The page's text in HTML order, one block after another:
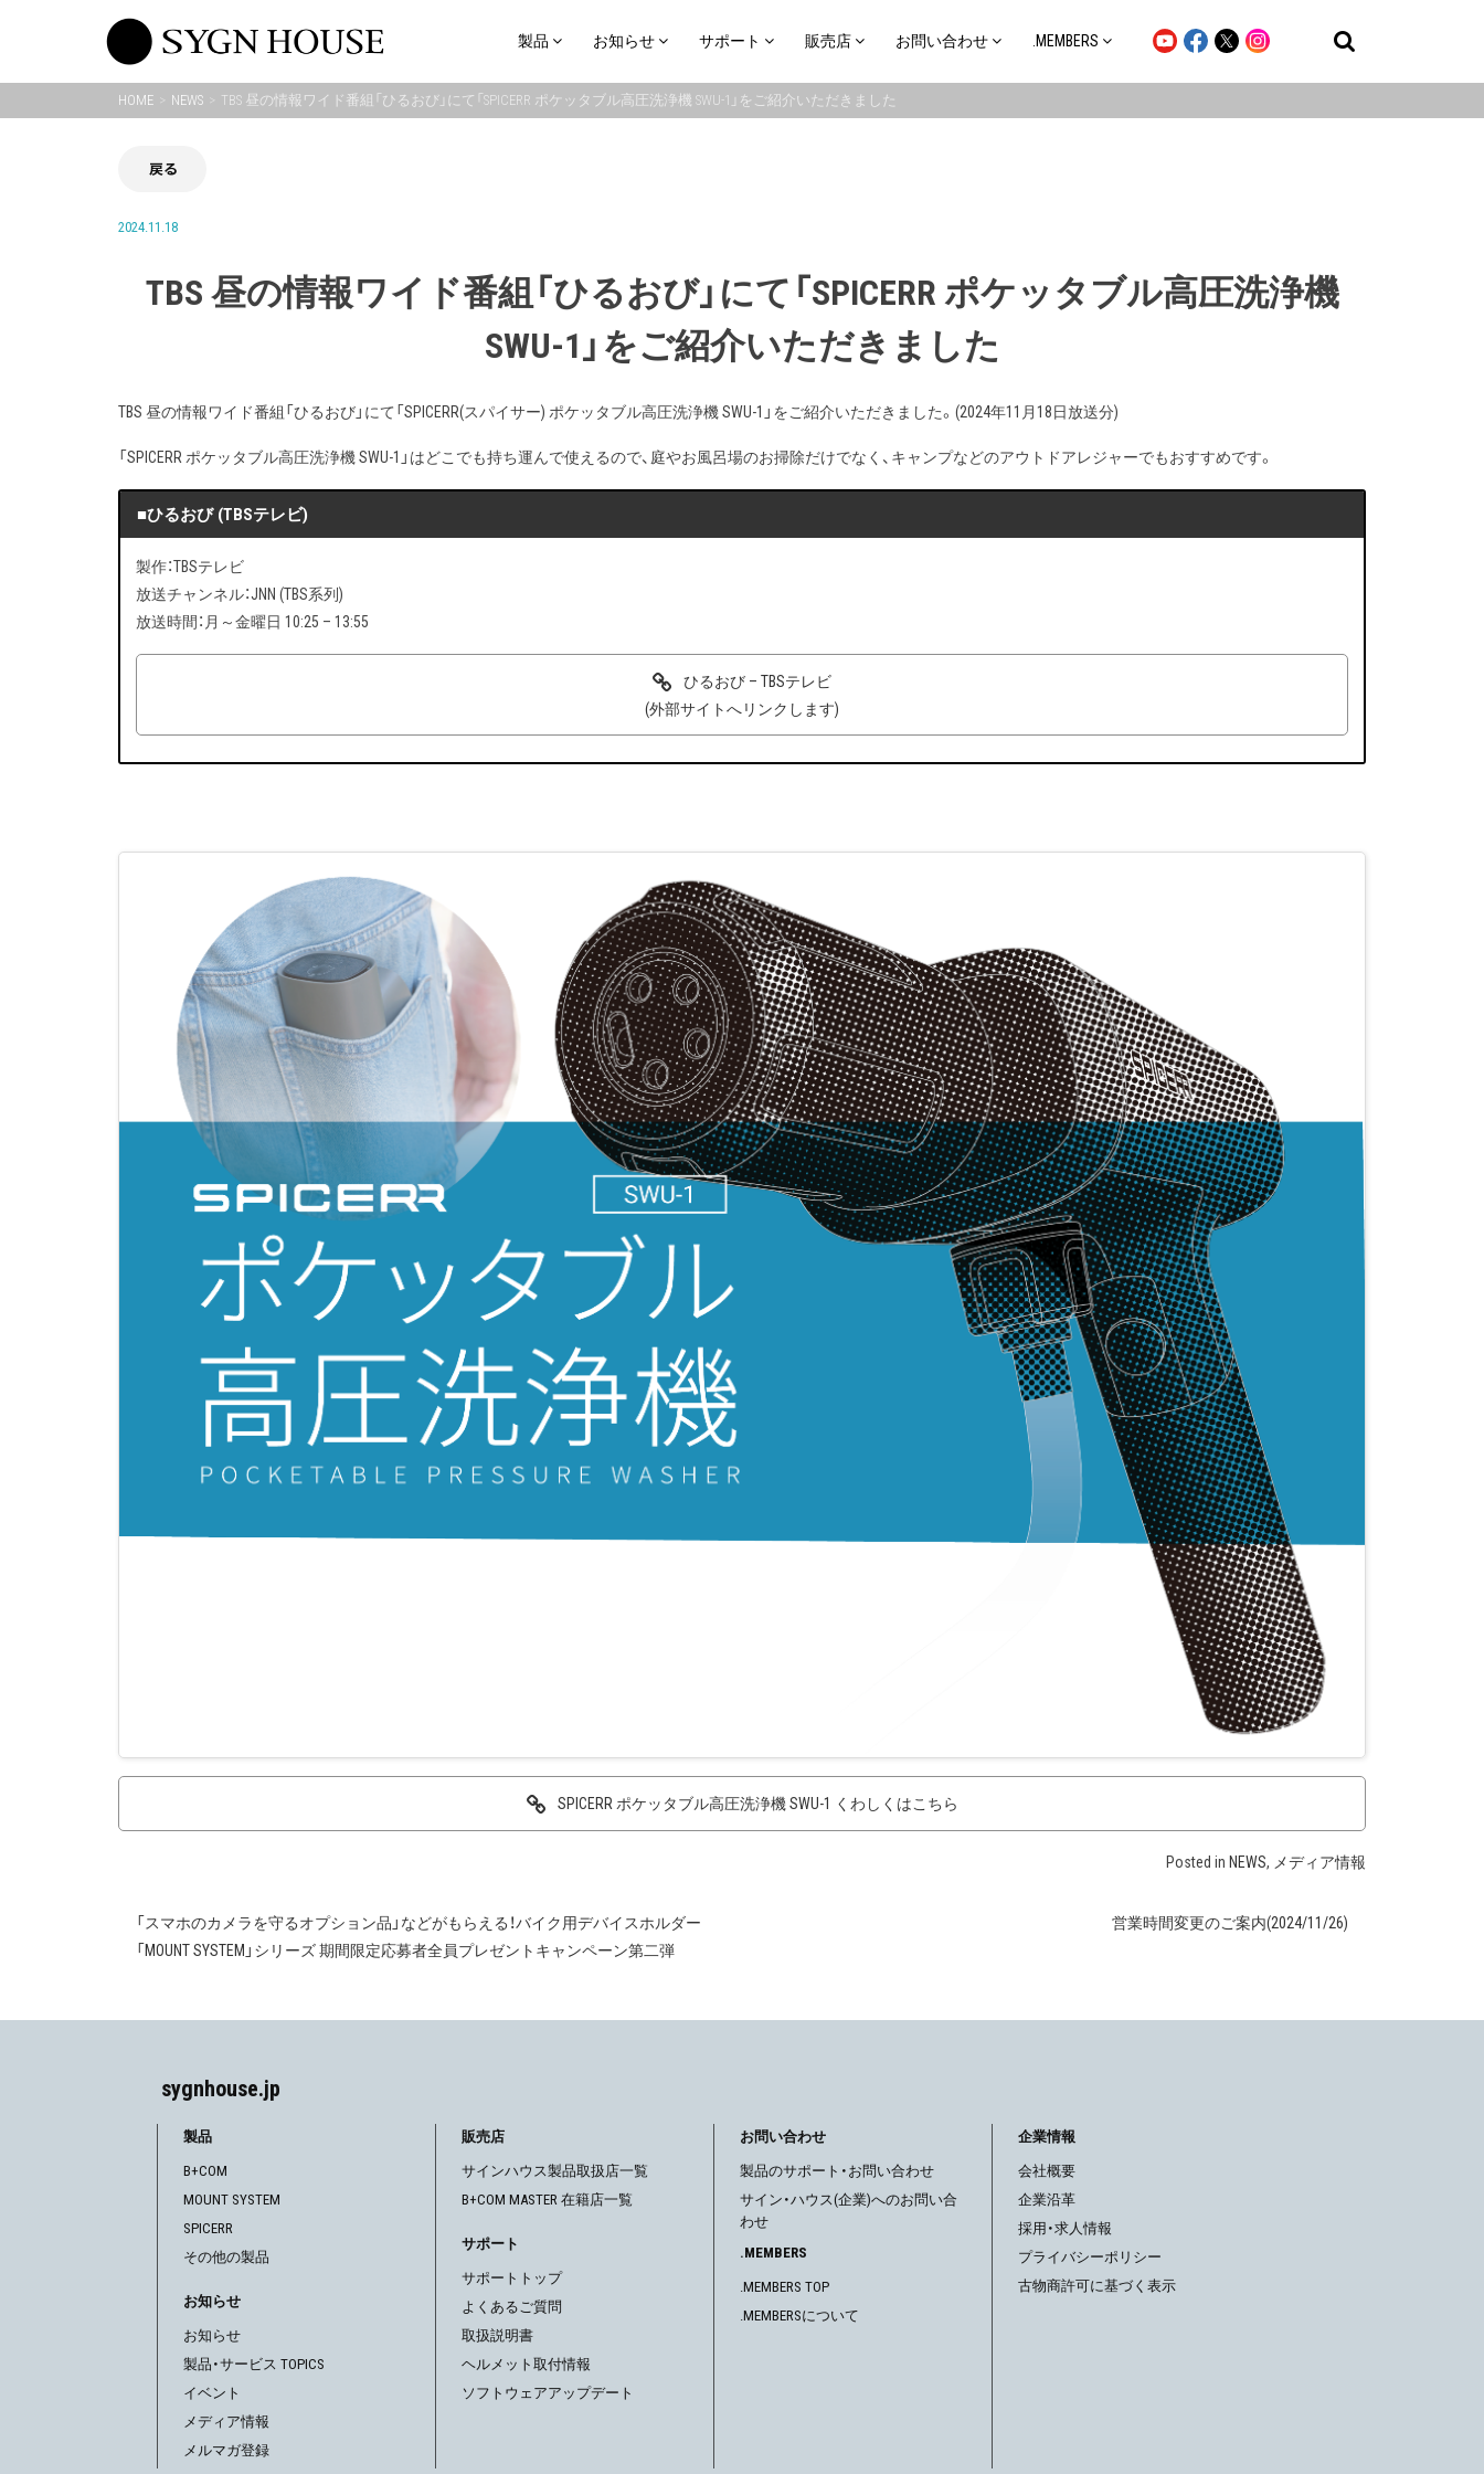
製品 お知らせ サポート 販売店 お問い合わせ .MEMBERS
HOME NEWS TBS 昼の情報ワイド番組「ひるおび」にて「SPICERR ポケッタブル高圧洗浄機 SWU-1」をご紹介いただきました
戻る
2024.11.18
TBS 昼の情報ワイド番組「ひるおび」にて「SPICERR ポケッタブル高圧洗浄機
SWU-1」をご紹介いただきました
TBS 昼の情報ワイド番組「ひるおび」にて「SPICERR(スパイサー) ポケッタブル高圧洗浄機 SWU-1」をご紹介いただきました。(2024年11月18日放送分)
「SPICERR ポケッタブル高圧洗浄機 SWU-1」はどこでも持ち運んで使えるので、庭やお風呂場のお掃除だけでなく、キャンプなどのアウトドアレジャーでもおすすめです。
■ひるおび (TBSテレビ)
製作：TBSテレビ
放送チャンネル：JNN (TBS系列)
放送時間：月～金曜日 10:25 – 13:55
ひるおび – TBSテレビ
(外部サイトへリンクします)
SPICERR ポケッタブル高圧洗浄機 SWU-1 くわしくはこちら
Posted in NEWS, メディア情報
投
ナ
「スマホのカメラを守るオプション品」などがもらえる！バイク用デバイスホルダー
「MOUNT SYSTEM」シリーズ 期間限定応募者全員プレゼントキャンペーン第二弾
営業時間変更のご案内(2024/11/26)
sygnhouse.jp
製品
B+COM
MOUNT SYSTEM
SPICERR
その他の製品
お知らせ
お知らせ
製品・サービス TOPICS
イベント
メディア情報
メルマガ登録
販売店
サインハウス製品取扱店一覧
B+COM MASTER 在籍店一覧
サポート
サポートトップ
よくあるご質問
取扱説明書
ヘルメット取付情報
ソフトウェアアップデート
お問い合わせ
製品のサポート・お問い合わせ
サイン・ハウス(企業)へのお問い合
わせ
.MEMBERS
.MEMBERS TOP
.MEMBERSについて
企業情報
会社概要
企業沿革
採用・求人情報
プライバシーポリシー
古物商許可に基づく表示